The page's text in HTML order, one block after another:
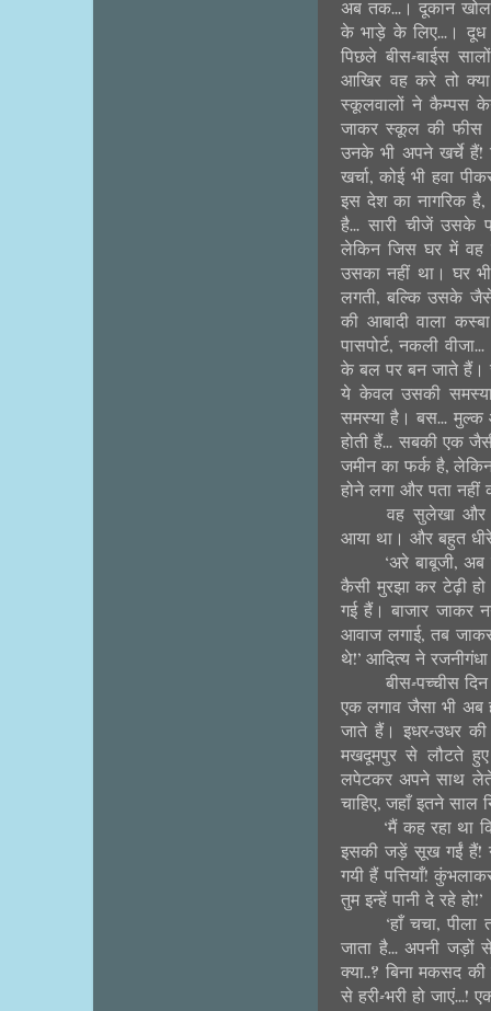
अब तक...। दूकान
के भाड़े के लिए...। दूध
पिछले बीस-बाईस
आखिर वह करे तो
स्कूलवालों ने कैम्पस
जाकर स्कूल की फीस
उनके भी अपने खर्चे हैं!
खर्चा, कोई भी हवा
इस देश का नागरिक
है... सारी चीजें उसके
लेकिन जिस घर में वह
उसका नहीं था। घर
लगती, बल्कि उसके
की आबादी वाला
पासपोर्ट, नकली
के बल पर बन जाते हैं।
ये केवल उसकी
समस्या है। बस... मुल्क
होती हैं... सबकी एक
जमीन का फर्क है,
होने लगा और पता
वह सुलेखा और
आया था। और बहुत
‘अरे बाबूजी,
कैसी मुरझा कर टेढ़ी
गई हैं। बाजार जाकर
आवाज लगाई, तब
थे!’ आदित्य ने
बीस-पच्चीस
एक लगाव जैसा भी अब
जाते हैं। इधर-उधर
मखदूमपुर से लौटते
लपेटकर अपने साथ लेते
चाहिए, जहाँ इतने साल
‘मैं कह रहा था
इसकी जड़ें सूख गईं हैं!
गयी हैं पत्तियाँ!
तुम इन्हें पानी दे रहे हो!’
‘हाँ चचा,
जाता है... अपनी
क्या..? बिना मकसद की
से हरी-भरी हो जाएं...!